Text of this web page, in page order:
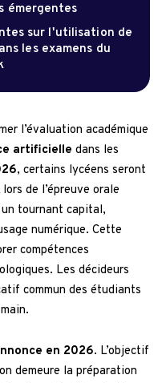
émergentes
sur l'utilisation de
les examens du
l’évaluation académique
artificielle dans les
, certains lycéens seront
de l’épreuve orale
tournant capital,
numérique. Cette
compétences
Les décideurs
commun des étudiants
en 2026. L’objectif
demeure la préparation